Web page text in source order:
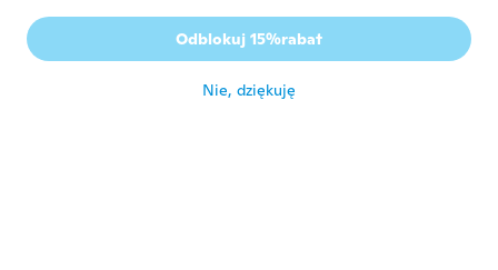
Rok dołączenia 2018 · 17 opinie
około 3 roku temuOdblokuj 15%rabat
Nie, dziękuję